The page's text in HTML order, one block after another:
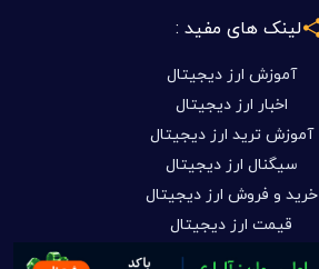
لینک های مفید :
آموزش ارز دیجیتال
اخبار ارز دیجیتال
آموزش ترید ارز دیجیتال
سیگنال ارز دیجیتال
خرید و فروش ارز دیجیتال
قیمت ارز دیجیتال
علی اکبر توسل